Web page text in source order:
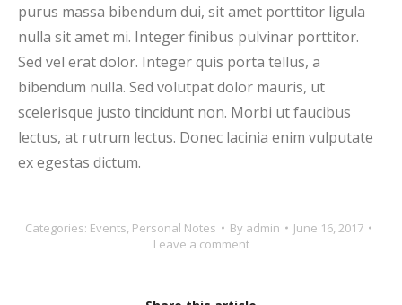
purus massa bibendum dui, sit amet porttitor ligula
nulla sit amet mi. Integer finibus pulvinar porttitor.
Sed vel erat dolor. Integer quis porta tellus, a
bibendum nulla. Sed volutpat dolor mauris, ut
scelerisque justo tincidunt non. Morbi ut faucibus
lectus, at rutrum lectus. Donec lacinia enim vulputate
ex egestas dictum.
Categories: Events, Personal Notes By admin
June 16, 2017
Leave a comment